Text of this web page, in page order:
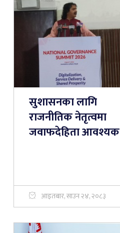
सुशासनका लागि
राजनीतिक नेतृत्वमा
जवाफदेहिता आवश्यक
आइतबार, साउन २४, २०८३